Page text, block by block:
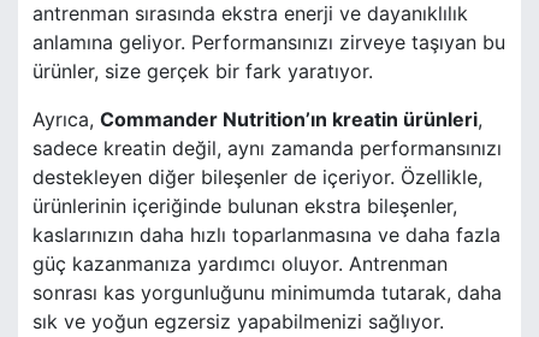
antrenman sırasında ekstra enerji ve dayanıklılık
anlamına geliyor. Performansınızı zirveye taşıyan bu
ürünler, size gerçek bir fark yaratıyor.
Ayrıca, Commander Nutrition’ın kreatin ürünleri,
sadece kreatin değil, aynı zamanda performansınızı
destekleyen diğer bileşenler de içeriyor. Özellikle,
ürünlerinin içeriğinde bulunan ekstra bileşenler,
kaslarınızın daha hızlı toparlanmasına ve daha fazla
güç kazanmanıza yardımcı oluyor. Antrenman
sonrası kas yorgunluğunu minimumda tutarak, daha
sık ve yoğun egzersiz yapabilmenizi sağlıyor.